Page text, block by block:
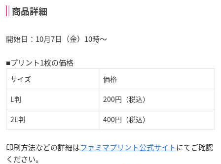
商品詳細
開始日：10月7日（金）10時〜
■プリント1枚の価格
サイズ 価格
L判 200円（税込）
2L判 400円（税込）
印刷方法などの詳細はファミマプリント公式サイトにてご確認
ください。